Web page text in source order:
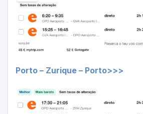
Porto – Zurique – Porto>>>